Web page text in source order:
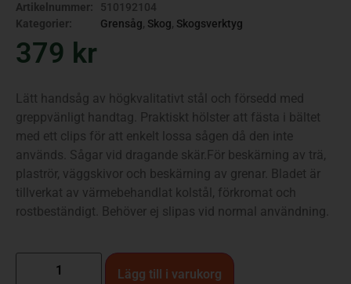
Artikelnummer:
510192104
Kategorier:
Grensåg, Skog, Skogsverktyg
379 kr
Lätt handsåg av högkvalitativt stål och försedd med
greppvänligt handtag. Praktiskt hölster att fästa i bältet
med ett clips för att enkelt lossa sågen då den inte
används. Sågar vid dragande skär.För beskärning av trä,
plaströr, väggskivor och beskärning av grenar. Bladet är
tillverkat av värmebehandlat kolstål, förkromat och
rostbeständigt. Behöver ej slipas vid normal användning.
Lägg till i varukorg